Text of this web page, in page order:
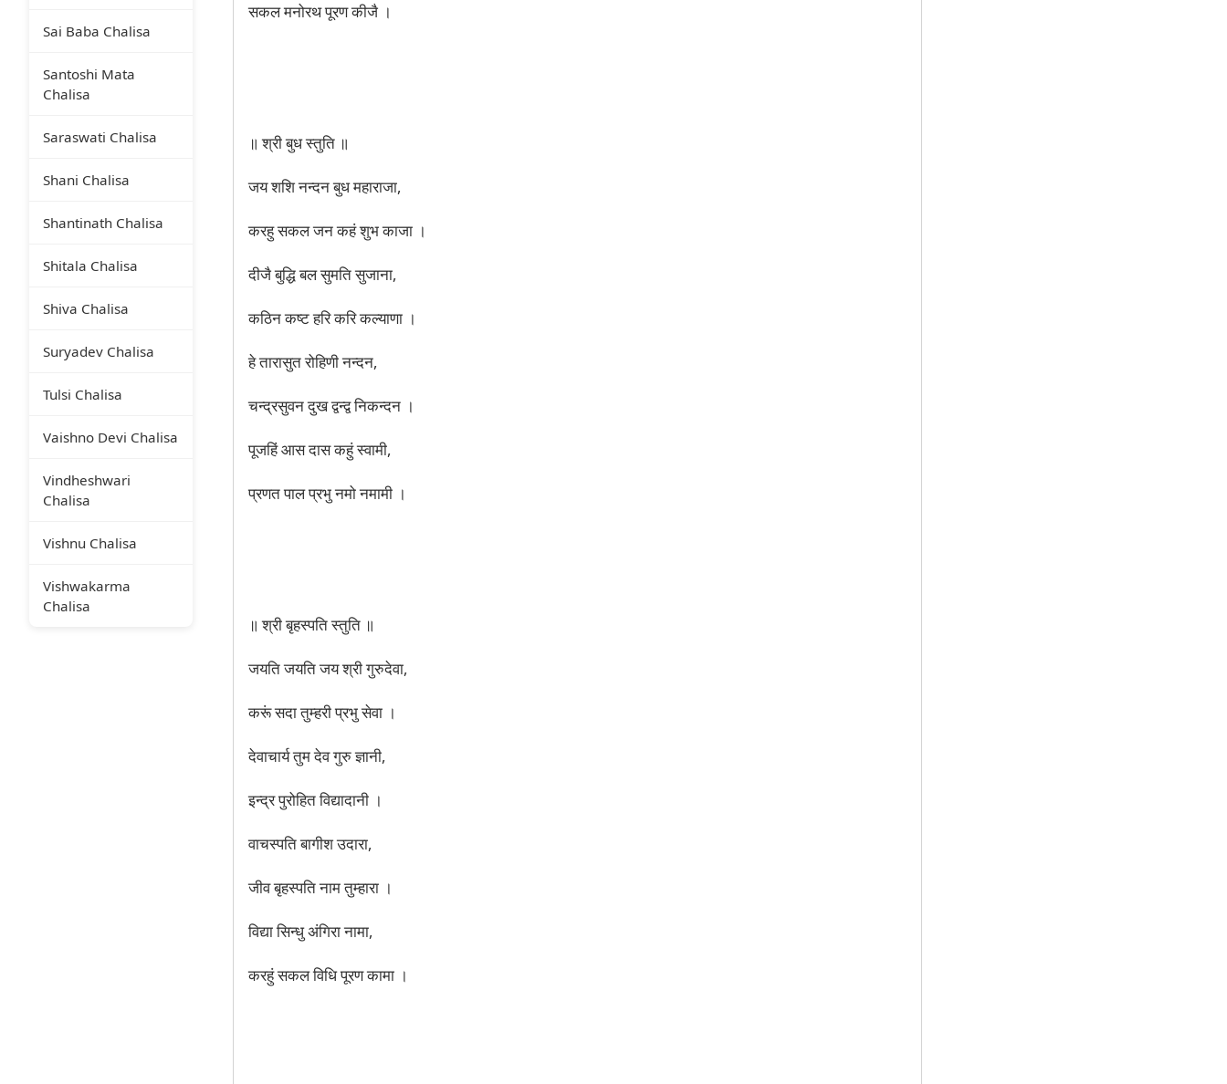
Sai Baba Chalisa
Santoshi Mata
Chalisa
Saraswati Chalisa
Shani Chalisa
Shantinath Chalisa
Shitala Chalisa
Shiva Chalisa
Suryadev Chalisa
Tulsi Chalisa
Vaishno Devi Chalisa
Vindheshwari
Chalisa
Vishnu Chalisa
Vishwakarma
Chalisa
सकल मनोरथ पूरण कीजै ।
॥ श्री बुध स्तुति ॥
जय शशि नन्दन बुध महाराजा,
करहु सकल जन कहं शुभ काजा ।
दीजै बुद्धि बल सुमति सुजाना,
कठिन कष्ट हरि करि कल्याणा ।
हे तारासुत रोहिणी नन्दन,
चन्द्रसुवन दुख द्वन्द्व निकन्दन ।
पूजहिं आस दास कहुं स्वामी,
प्रणत पाल प्रभु नमो नमामी ।
॥ श्री बृहस्पति स्तुति ॥
जयति जयति जय श्री गुरुदेवा,
करूं सदा तुम्हरी प्रभु सेवा ।
देवाचार्य तुम देव गुरु ज्ञानी,
इन्द्र पुरोहित विद्यादानी ।
वाचस्पति बागीश उदारा,
जीव बृहस्पति नाम तुम्हारा ।
विद्या सिन्धु अंगिरा नामा,
करहुं सकल विधि पूरण कामा ।